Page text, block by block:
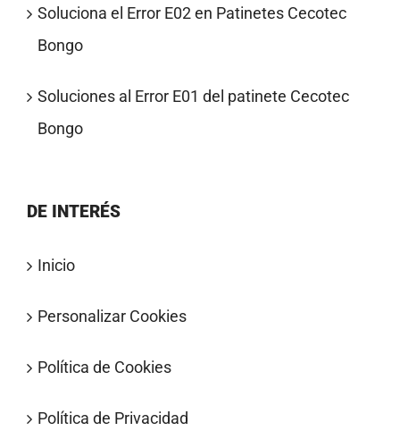
Soluciona el Error E02 en Patinetes Cecotec
Bongo
Soluciones al Error E01 del patinete Cecotec
Bongo
DE INTERÉS
Inicio
Personalizar Cookies
Política de Cookies
Política de Privacidad